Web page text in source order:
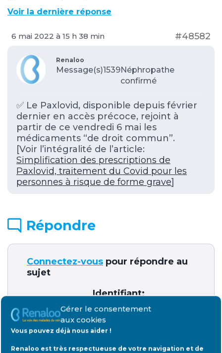
Gérer le consentement
aux cookies
Vous pouvez déjà nous aider !
Renaloo est très respectueuse de votre navigation et de
Voir la dernière réponse
6 mai 2022 à 15 h 38 min #48582
Renaloo
Message(s)1539Néphropathe
confirmé
✅ Le Paxlovid, disponible depuis février
dernier en accès précoce, rejoint à
partir de ce vendredi 6 mai les
médicaments “de droit commun”.
[Voir l’intégralité de l’article:
Simplification des prescriptions de
Paxlovid, traitement du Covid pour les
personnes à risque de forme grave]
Répondre
Connectez-vous pour répondre au
sujet
Identifiant:
Mot de passe: